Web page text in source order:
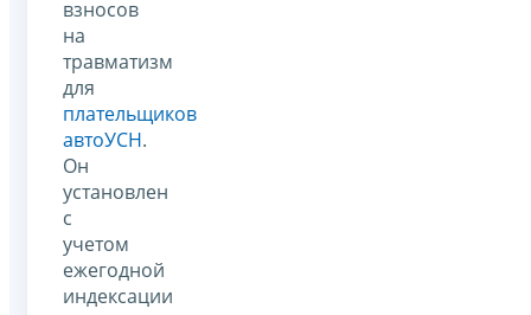
взносов
на
травматизм
для
плательщиков
автоУСН.
Он
установлен
с
учетом
ежегодной
индексации